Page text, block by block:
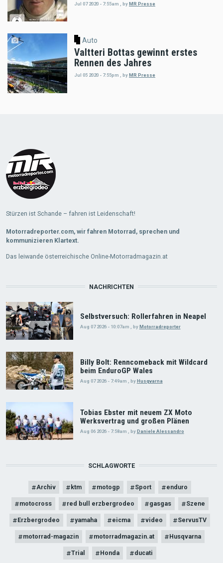
Jul 07 2020 - 7:55am byMR Presse
Auto
Valtteri Bottas gewinnt erstes
Rennen des Jahres
Jul 05 2020 - 7:55pm , by MR Presse
Stürzen ist Schande – fahren ist Leidenschaft!
Motorradreporter.com, wir fahren Motorrad, sprechen und
kommunizieren Klartext.
Das leiwande österreichische Online-Motorradmagazin.at
NACHRICHTEN
Selbstversuch: Rollerfahren in Neapel
Aug 07 2026 - 10:07am byMotorradreporter
Billy Bolt: Renncomeback mit Wildcard
beim EnduroGP Wales
Aug 07 2026 - 7:49am , by Husqvarna
Tobias Ebster mit neuem ZX Moto
Werksvertrag und großen Plänen
Aug 06 2026 - 7:58am byDaniele Alessandro
SCHLAGWORTE
Archiv ktm motogp Sport enduro
motocross red bull erzbergrodeo gasgas Szene
Erzbergrodeo yamaha eicma video ServusTV
motorrad-magazin motorradmagazin.at Husqvarna
Trial Honda ducati